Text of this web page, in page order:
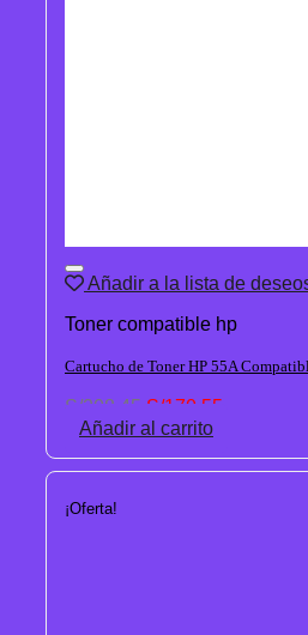
Añadir a la lista de
Toner compatible hp
Cartucho de Toner HP 55A
S/208.45 El
precio
era:
S/170.55
es:
Añadir al carrito
¡Oferta!